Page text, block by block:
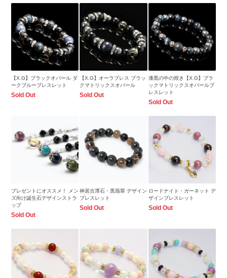
【X.G】ブラックオパール ダ
ークブルーブレスレット
Sold Out
【X.G】オーラブレス ブラッ
クマトリックスオパール
Sold Out
漆黒の中の煌き【X.G】ブラ
ックマトリックスオパールブ
レスレット
Sold Out
プレゼントにオススメ！ メン
ズ向け誕生石デザインストラ
ップ
Sold Out
神居古潭石・黒翡翠 デザイン
ブレスレット
Sold Out
ロードナイト・ガーネット デ
ザインブレスレット
Sold Out